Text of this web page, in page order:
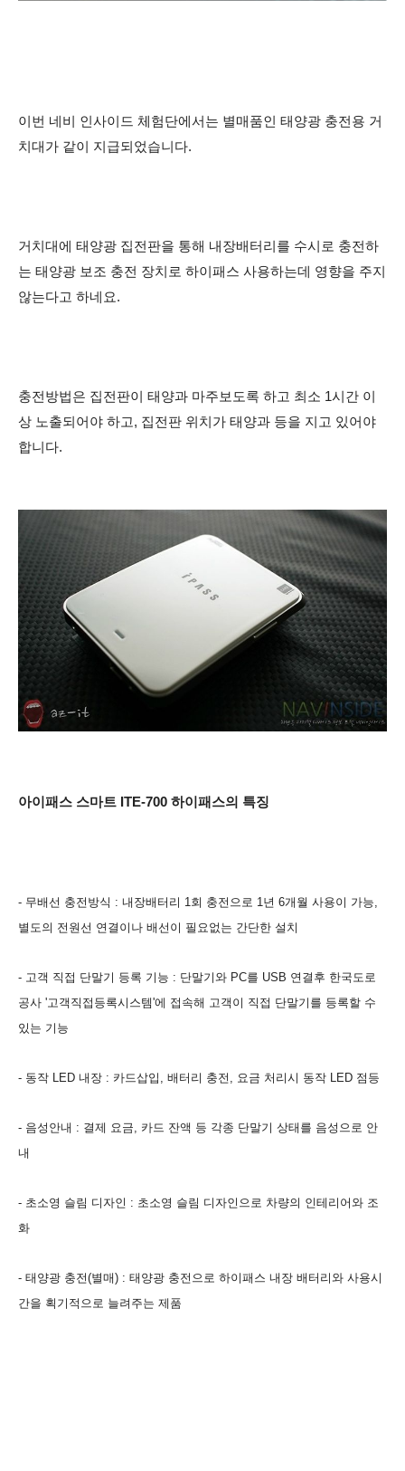
이번 네비 인사이드 체험단에서는 별매품인 태양광 충전용 거
치대가 같이 지급되었습니다.
거치대에 태양광 집전판을 통해 내장배터리를 수시로 충전하
는 태양광 보조 충전 장치로 하이패스 사용하는데 영향을 주지
않는다고 하네요.
충전방법은 집전판이 태양과 마주보도록 하고 최소 1시간 이
상 노출되어야 하고, 집전판 위치가 태양과 등을 지고 있어야
합니다.
아이패스 스마트 ITE-700 하이패스의 특징
- 무배선 충전방식 : 내장배터리 1회 충전으로 1년 6개월 사용이 가능,
별도의 전원선 연결이나 배선이 필요없는 간단한 설치
- 고객 직접 단말기 등록 기능 : 단말기와 PC를 USB 연결후 한국도로
공사 '고객직접등록시스템'에 접속해 고객이 직접 단말기를 등록할 수
있는 기능
- 동작 LED 내장 : 카드삽입, 배터리 충전, 요금 처리시 동작 LED 점등
- 음성안내 : 결제 요금, 카드 잔액 등 각종 단말기 상태를 음성으로 안
내
- 초소영 슬림 디자인 : 초소영 슬림 디자인으로 차량의 인테리어와 조
화
- 태양광 충전(별매) : 태양광 충전으로 하이패스 내장 배터리와 사용시
간을 획기적으로 늘려주는 제품